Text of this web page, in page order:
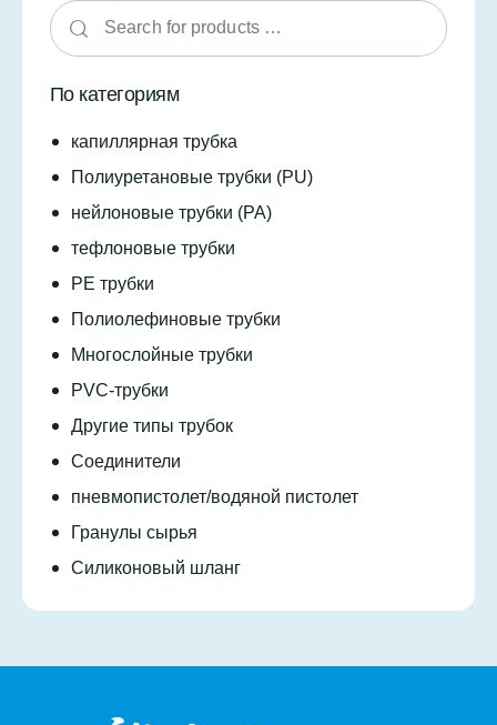
По категориям
капиллярная трубка
Полиуретановые трубки (PU)
нейлоновые трубки (PA)
тефлоновые трубки
PE трубки
Полиолефиновые трубки
Многослойные трубки
PVC-трубки
Другие типы трубок
Соединители
пневмопистолет/водяной пистолет
Гранулы сырья
Силиконовый шланг